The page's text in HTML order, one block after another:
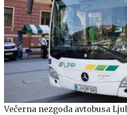
Večerna nezgoda avtobusa